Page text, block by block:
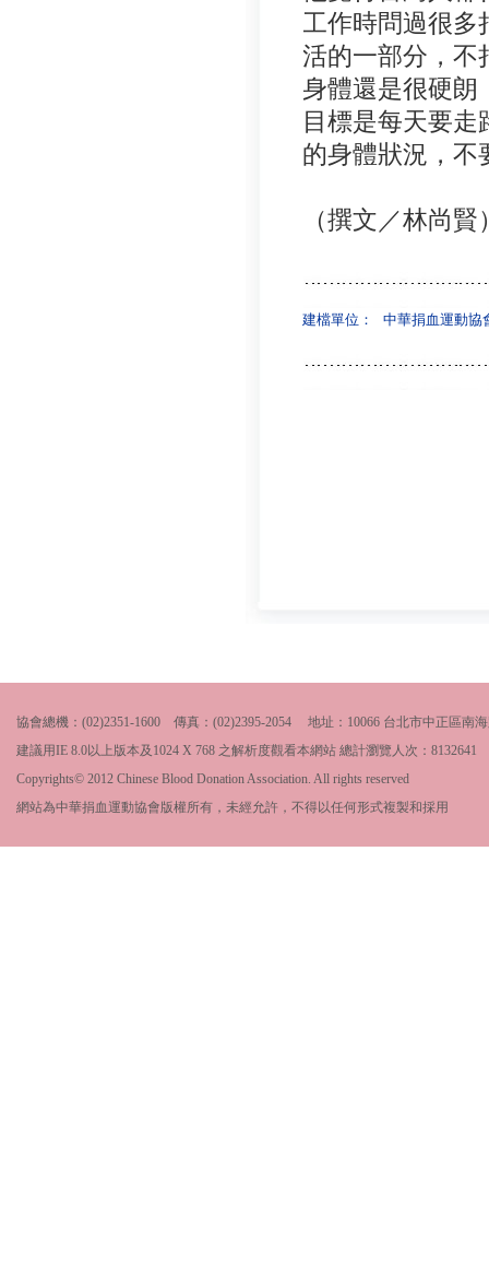
工作時問過很多
活的一部分，不
身體還是很硬朗
目標是每天要
的身體狀況，不
（撰文／林尚賢
建檔單位： 中華捐血運動協
協會總機：(02)2351-1600 傳真：(02)2395-2054 地址：10066 台北市中正區南
建議用IE 8.0以上版本及1024 X 768 之解析度觀看本網站 總計瀏覽人次： 8132641
Copyrights© 2012 Chinese Blood Donation Association. All rights reserved
網站為中華捐血運動協會版權所有，未經允許，不得以任何形式複製和採用